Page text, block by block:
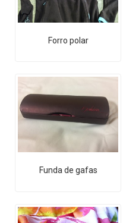
Forro polar
Funda de gafas